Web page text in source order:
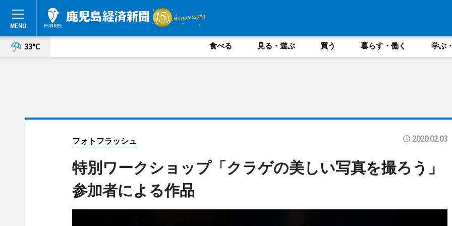
33°C 食べる 見る・遊ぶ 買う 暮らす・働く 学ぶ
フォトフラッシュ 2020.02.03
特別ワークショップ「クラゲの美しい写真を撮ろう」
参加者による作品